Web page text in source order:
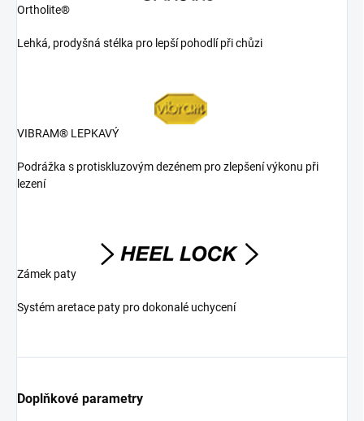
Ortholite®
Lehká, prodyšná stélka pro lepší pohodlí při chůzi
VIBRAM® LEPKAVÝ
Podrážka s protiskluzovým dezénem pro zlepšení výkonu při
lezení
Zámek paty
Systém aretace paty pro dokonalé uchycení
Doplňkové parametry